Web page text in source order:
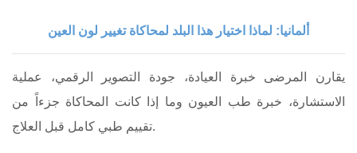
ألمانيا: لماذا اختيار هذا البلد لمحاكاة تغيير لون العين
يقارن المرضى خبرة العيادة، جودة التصوير الرقمي، عملية
الاستشارة، خبرة طب العيون وما إذا كانت المحاكاة جزءاً من
تقييم طبي كامل قبل العلاج.